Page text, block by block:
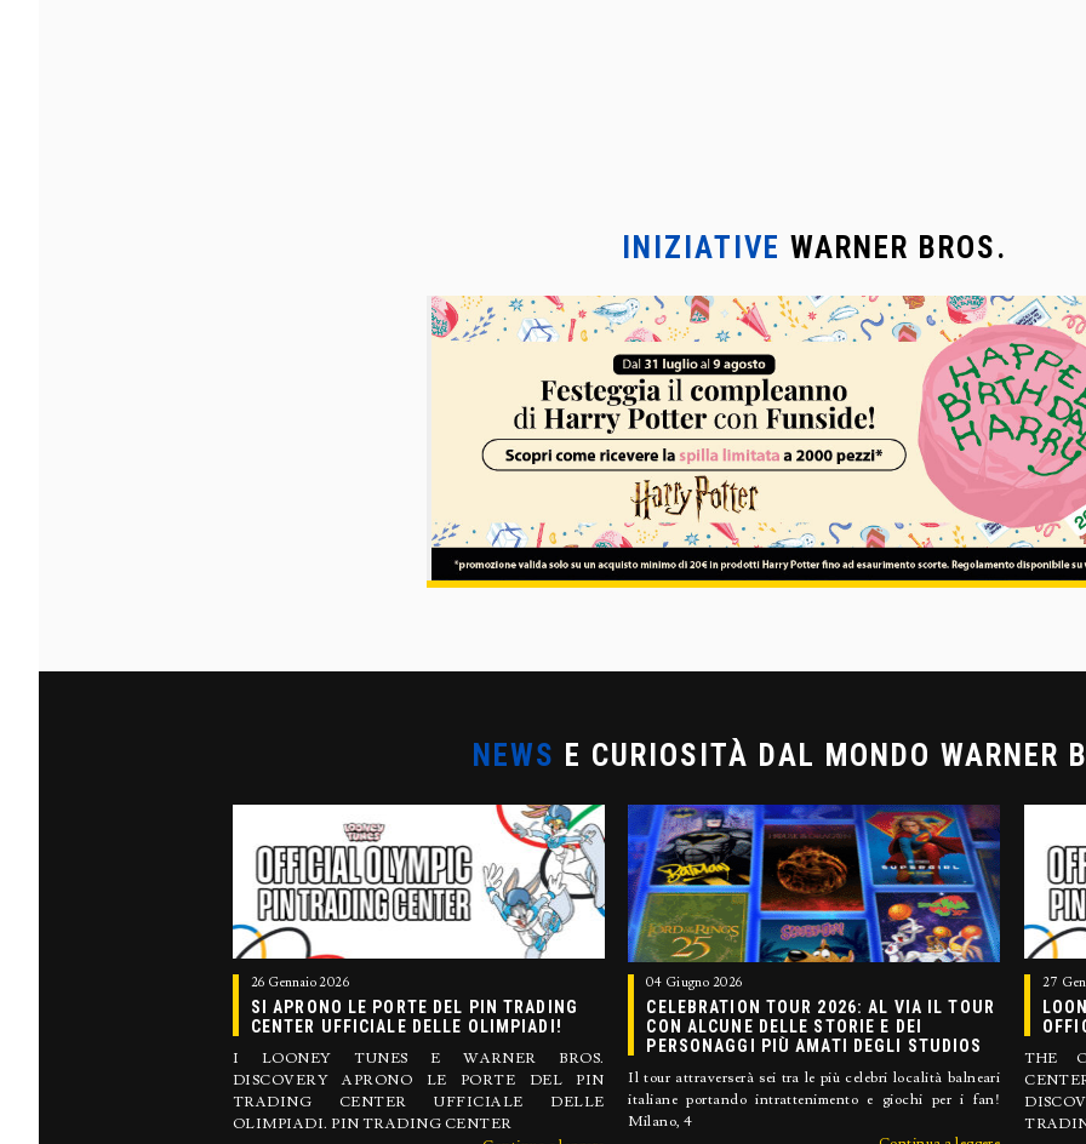
INIZIATIVE WARNER BROS.
NEWS E CURIOSITÀ DAL MONDO WARNER
26 Gennaio 2026
SI APRONO LE PORTE DEL PIN TRADING
CENTER UFFICIALE DELLE OLIMPIADI!
I LOONEY TUNES E WARNER BROS.
DISCOVERY APRONO LE PORTE DEL PIN
TRADING CENTER UFFICIALE DELLE
OLIMPIADI. PIN TRADING CENTER
04 Giugno 2026
CELEBRATION TOUR 2026: AL VIA IL TOUR
CON ALCUNE DELLE STORIE E DEI
PERSONAGGI PIÙ AMATI DEGLI STUDIOS
Il tour attraverserà sei tra le più celebri località balneari
italiane portando intrattenimento e giochi per i fan!
Milano, 4
27
THE